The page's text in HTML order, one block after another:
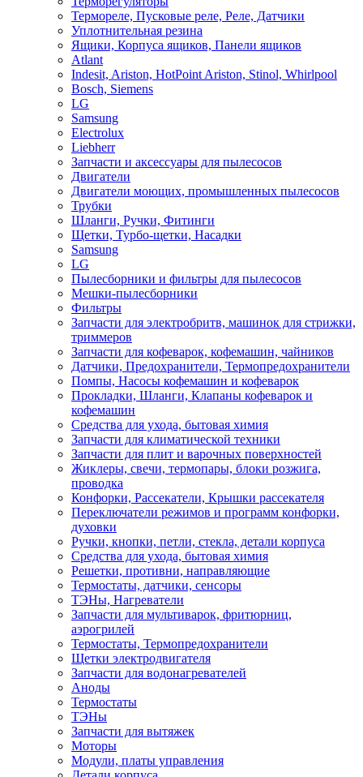
Термореле, Пусковые реле, Реле, Датчики
Уплотнительная резина
Ящики, Корпуса ящиков, Панели ящиков
Atlant
Indesit, Ariston, HotPoint Ariston, Stinol, Whirlpool
Bosch, Siemens
LG
Samsung
Electrolux
Liebherr
Запчасти и аксессуары для пылесосов
Двигатели
Двигатели моющих, промышленных пылесосов
Трубки
Шланги, Ручки, Фитинги
Щетки, Турбо-щетки, Насадки
Samsung
LG
Пылесборники и фильтры для пылесосов
Мешки-пылесборники
Фильтры
Запчасти для электробритв, машинок для стрижки,
триммеров
Запчасти для кофеварок, кофемашин, чайников
Датчики, Предохранители, Термопредохранители
Помпы, Насосы кофемашин и кофеварок
Прокладки, Шланги, Клапаны кофеварок и
кофемашин
Средства для ухода, бытовая химия
Запчасти для климатической техники
Запчасти для плит и варочных поверхностей
Жиклеры, свечи, термопары, блоки розжига,
проводка
Конфорки, Рассекатели, Крышки рассекателя
Переключатели режимов и программ конфорки,
духовки
Ручки, кнопки, петли, стекла, детали корпуса
Средства для ухода, бытовая химия
Решетки, противни, направляющие
Термостаты, датчики, сенсоры
ТЭНы, Нагреватели
Запчасти для мультиварок, фритюрниц,
аэрогрилей
Термостаты, Термопредохранители
Щетки электродвигателя
Запчасти для водонагревателей
Аноды
Термостаты
ТЭНы
Запчасти для вытяжек
Моторы
Модули, платы управления